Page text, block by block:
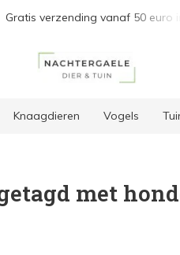
Gratis verzending vanaf 50 euro in
Knaagdieren Vogels
met